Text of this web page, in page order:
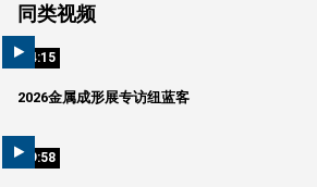
同类视频
04:15
2026金属成形展专访纽蓝客
09:58